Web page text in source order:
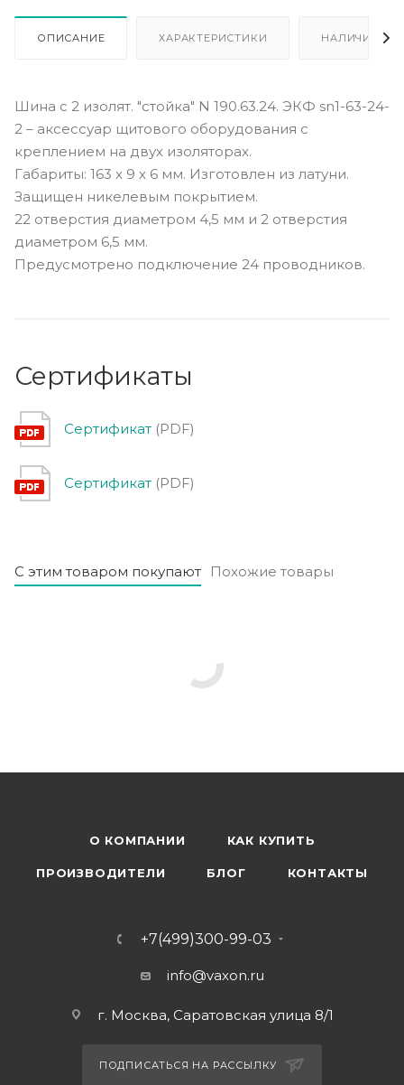
ОПИСАНИЕ ХАРАКТЕРИСТИКИ НАЛИЧИЕ
Шина с 2 изолят. "стойка" N 190.63.24. ЭКФ sn1-63-24-
2 – аксессуар щитового оборудования с
креплением на двух изоляторах.
Габариты: 163 х 9 х 6 мм. Изготовлен из латуни.
Защищен никелевым покрытием.
22 отверстия диаметром 4,5 мм и 2 отверстия
диаметром 6,5 мм.
Предусмотрено подключение 24 проводников.
Сертификаты
Сертификат (PDF)
Сертификат (PDF)
С этим товаром покупают Похожие товары
О КОМПАНИИ КАК КУПИТЬ
ПРОИЗВОДИТЕЛИ БЛОГ КОНТАКТЫ
+7(499)300-99-03
info@vaxon.ru
г. Москва, Саратовская улица 8/1
ПОДПИСАТЬСЯ НА РАССЫЛКУ